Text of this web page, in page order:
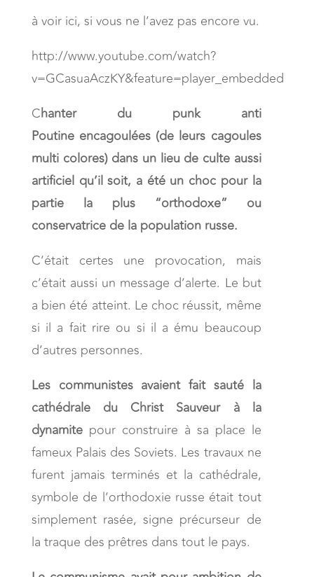
à voir ici, si vous ne l’avez pas encore vu.
http://www.youtube.com/watch?
v=GCasuaAczKY&feature=player_embedded
Chanter du punk anti
Poutine encagoulées (de leurs cagoules
multi colores) dans un lieu de culte aussi
artificiel qu’il soit, a été un choc pour la
partie la plus “orthodoxe” ou
conservatrice de la population russe.
C’était certes une provocation, mais
c’était aussi un message d’alerte. Le but
a bien été atteint. Le choc réussit, même
si il a fait rire ou si il a ému beaucoup
d’autres personnes.
Les communistes avaient fait sauté la
cathédrale du Christ Sauveur à la
dynamitepour construire à sa place le
fameux Palais des Soviets. Les travaux ne
furent jamais terminés et la cathédrale,
symbole de l’orthodoxie russe était tout
simplement rasée, signe précurseur de
la traque des prêtres dans tout le pays.